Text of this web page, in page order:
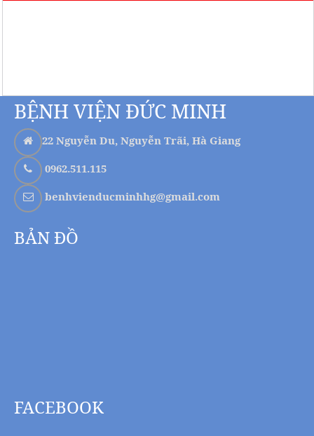
BỆNH VIỆN ĐỨC MINH
22 Nguyễn Du, Nguyễn Trãi, Hà Giang
0962.511.115
benhvienducminhhg@gmail.com
BẢN ĐỒ
FACEBOOK